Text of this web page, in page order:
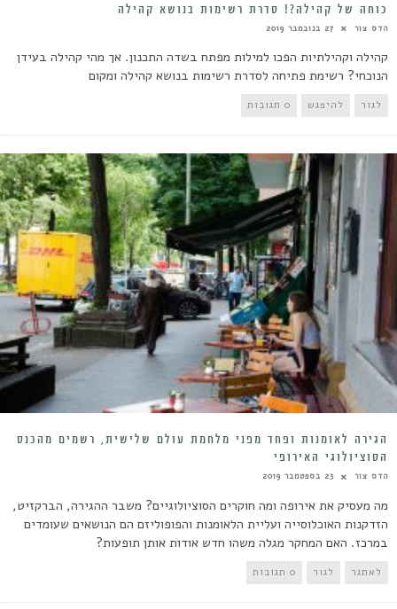
כוחה של קהילה?! סדרת רשימות בנושא קהילה
הדס צור 27 בנובמבר 2019
קהילה וקהילתיות הפכו למילות מפתח בשדה התכנון. אך מהי קהילה בעידן
הנוכחי? רשימת פתיחה לסדרת רשימות בנושא קהילה ומקום
לגור להיפגש 0 תגובות
הגירה לאומנות ופחד מפני מלחמת עולם שלישית, רשמים מהכנס
הסוציולוגי האירופי
הדס צור 23 בספטמבר 2019
מה מעסיק את אירופה ומה חוקרים הסוציולוגיים? משבר ההגירה, הברקזיט,
הזדקנות האוכלוסייה ועליית הלאומנות והפופוליזם הם הנושאים שעומדים
במרכז. האם המחקר מגלה משהו חדש אודות אותן תופעות?
לאתגר לגור 0 תגובות